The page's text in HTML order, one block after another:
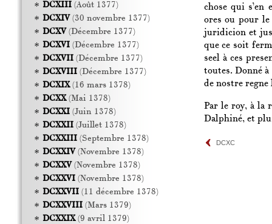
chose qui s’en
ores ou pour le
juridicion et
que ce soit
seel à ces
toutes. Donné
de nostre
Par le roy, à la
Dalphiné, et
DCXC
DCXIII(Août 1377)
DCXIV(30 novembre 1377)
DCXV(Décembre 1377)
DCXVI(Décembre 1377)
DCXVII(Décembre 1377)
DCXVIII(Décembre 1377)
DCXIX(16 mars 1378)
DCXX(Mai 1378)
DCXXI(Juin 1378)
DCXXII(Juillet 1378)
DCXXIII(Septembre 1378)
DCXXIV(Novembre 1378)
DCXXV(Novembre 1378)
DCXXVI(Novembre 1378)
DCXXVII(11 décembre 1378)
DCXXVIII(Mars 1379)
DCXXIX(9 avril 1379)